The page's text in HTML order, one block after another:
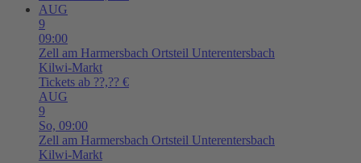
AUG
9
09:00
Zell am Harmersbach Ortsteil Unterentersbach
Kilwi-Markt
Tickets ab ??,?? €
AUG
9
So, 09:00
Zell am Harmersbach Ortsteil Unterentersbach
Kilwi-Markt